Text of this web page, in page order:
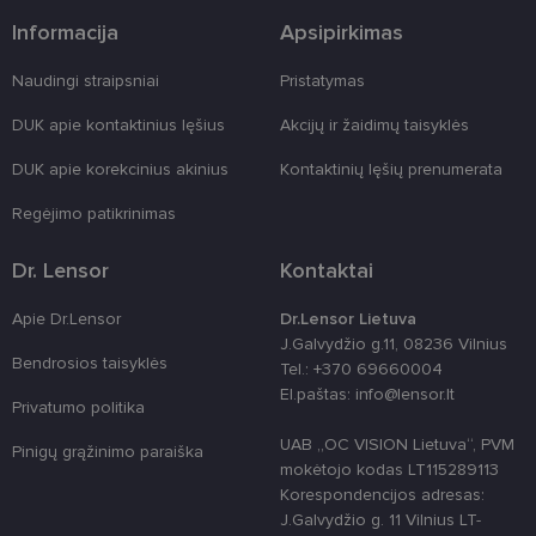
Informacija
Naudingi straipsniai
DUK apie kontaktinius lęšius
DUK apie korekcinius akinius
Regėjimo patikrinimas
Apsipirkimas
Pristatymas
Akcijų ir žaidimų taisyklės
Kontaktinių lęšių prenumerata
Dr. Lensor
Apie Dr.Lensor
Bendrosios taisyklės
Privatumo politika
Pinigų grąžinimo paraiška
Kontaktai
Dr.Lensor Lietuva
J.Galvydžio g.11, 08236 Vilnius
Tel.: +370 69660004
El.paštas: info@lensor.lt
UAB „OC VISION Lietuva“, PVM
mokėtojo kodas LT115289113
Korespondencijos adresas:
J.Galvydžio g. 11 Vilnius LT-
country_ok
www.lensor.lt
shipping_country
www.lensor.lt
1 metai
naudojamas
Patobulinant
svetainės
ji yra
vartotojo
patirčiai
pagerinti.
CookieScript
www.lensor.lt
11 mėnesį
3 savaitės
Šį slapuką
„Cookie-